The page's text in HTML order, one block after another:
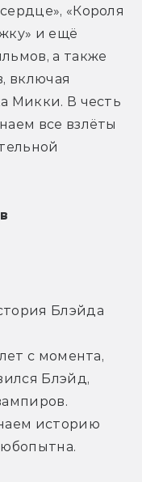
«Короля
и ещё
а также
включая
Микки. В честь
все взлёты
Блэйда
с момента,
Блэйд,
историю